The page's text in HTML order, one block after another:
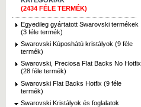
(2434 FÉLE TERMÉK)
Egyedileg gyártatott Swarovski termékek
(3 féle termék)
Swarovski Kúposhátú kristályok (9 féle
termék)
Swarovski, Preciosa Flat Backs No Hotfix
(28 féle termék)
Swarovski Flat Backs Hotfix (9 féle
termék)
Swarovski Kristályok és foglalatok